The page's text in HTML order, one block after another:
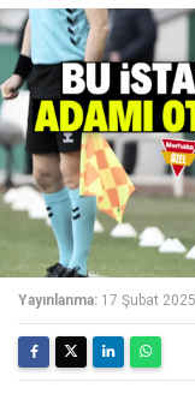
Yayınlanma: 17 Şubat